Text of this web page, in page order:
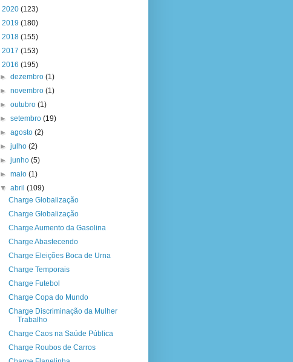
2020 (123)
2019 (180)
2018 (155)
2017 (153)
2016 (195)
► dezembro (1)
► novembro (1)
► outubro (1)
► setembro (19)
► agosto (2)
► julho (2)
► junho (5)
► maio (1)
▼ abril (109)
Charge Globalização
Charge Globalização
Charge Aumento da Gasolina
Charge Abastecendo
Charge Eleições Boca de Urna
Charge Temporais
Charge Futebol
Charge Copa do Mundo
Charge Discriminação da Mulher
Trabalho
Charge Caos na Saúde Pública
Charge Roubos de Carros